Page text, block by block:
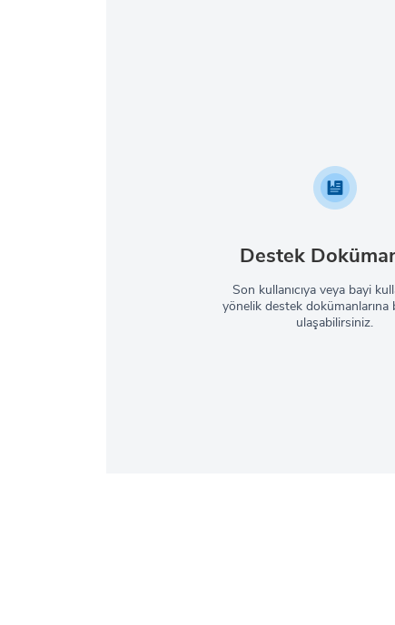
Destek
Son kullanıcıya veya bayi
yönelik destek dokümanlarına
ulaşabilirsiniz.